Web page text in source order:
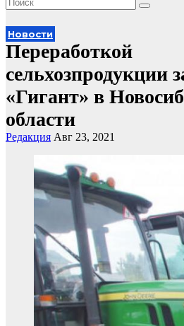
Новости
Переработкой
сельхозпродукции
«Гигант» в
области
Редакция Авг 23, 2021